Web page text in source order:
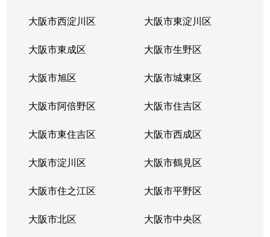
大阪市西淀川区 大阪市東淀川区
大阪市東成区 大阪市生野区
大阪市旭区 大阪市城東区
大阪市阿倍野区 大阪市住吉区
大阪市東住吉区 大阪市西成区
大阪市淀川区 大阪市鶴見区
大阪市住之江区 大阪市平野区
大阪市北区 大阪市中央区